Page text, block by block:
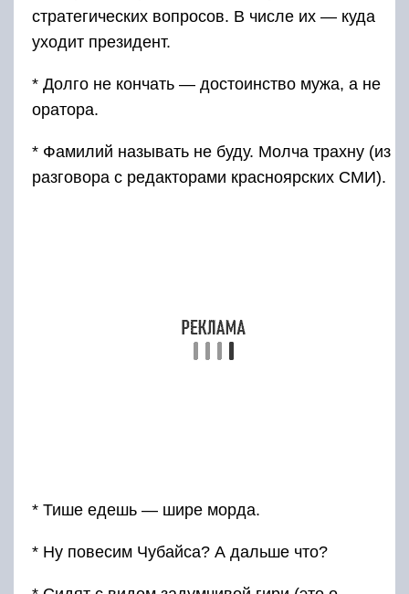
стратегических вопросов. В числе их — куда
уходит президент.
* Долго не кончать — достоинство мужа, а не
оратора.
* Фамилий называть не буду. Молча трахну (из
разговора с редакторами красноярских СМИ).
* Тише едешь — шире морда.
* Ну повесим Чубайса? А дальше что?